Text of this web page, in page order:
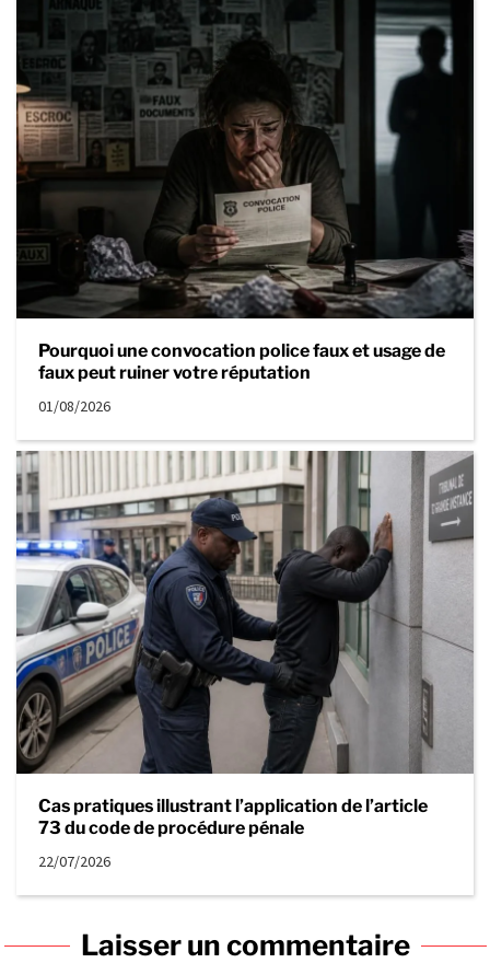
Pourquoi une convocation police faux et usage de
faux peut ruiner votre réputation
01/08/2026
Cas pratiques illustrant l’application de l’article
73 du code de procédure pénale
22/07/2026
Laisser un commentaire